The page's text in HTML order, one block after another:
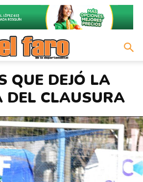
QUE DEJÓ LA
DEL CLAUSURA